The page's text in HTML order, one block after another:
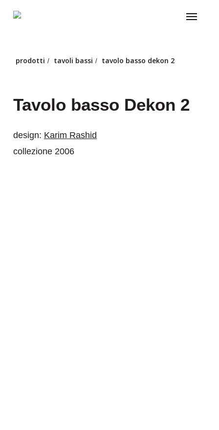
Menu
prodotti / tavoli bassi / tavolo basso dekon 2
Tavolo basso Dekon 2
design: Karim Rashid
collezione 2006